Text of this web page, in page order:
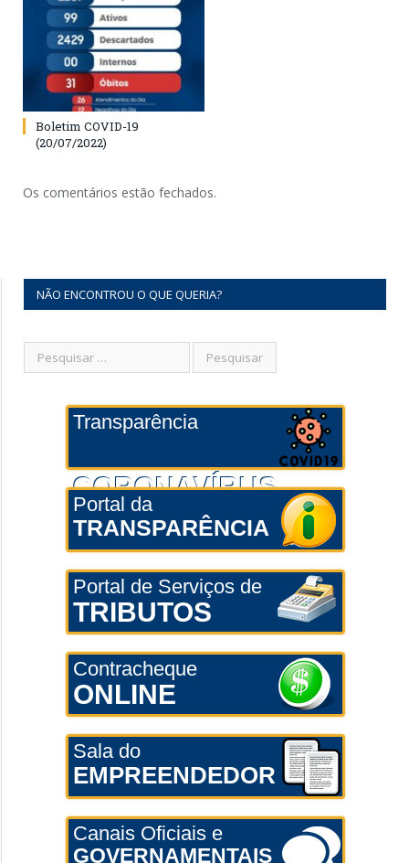
Boletim COVID-19
(20/07/2022)
Os comentários estão fechados.
NÃO ENCONTROU O QUE QUERIA?
Transparência
CORONAVÍRUS
Portal da
TRANSPARÊNCIA
Portal de Serviços de
TRIBUTOS
Contracheque
ONLINE
Sala do
EMPREENDEDOR
Canais Oficiais e
GOVERNAMENTAIS